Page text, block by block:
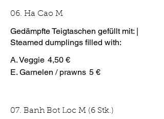
06. Ha Cao M
Gedämpfte Teigtaschen gefüllt mit: |
Steamed dumplings filled with:
A. Veggie 4,50 €
E. Garnelen / prawns 5 €
07. Banh Bot Loc M (6 Stk.)